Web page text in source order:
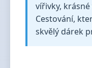
vířivky,
Cestování,
skvělý dárek